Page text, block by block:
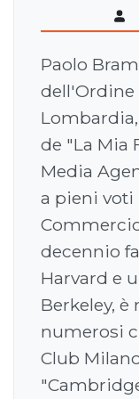
Paolo
dell'Ordine
de "La Mia
Media
a pieni voti
decennio
Harvard e
Berkeley,
numerosi
Club